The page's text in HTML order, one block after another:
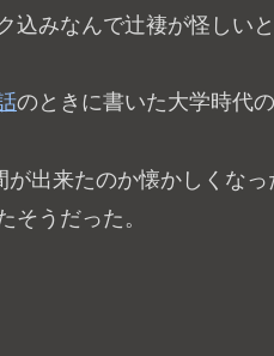
込みなんで辻褄が怪しい
のときに書いた大学時代
が出来たのか懐かしくな
そうだった。